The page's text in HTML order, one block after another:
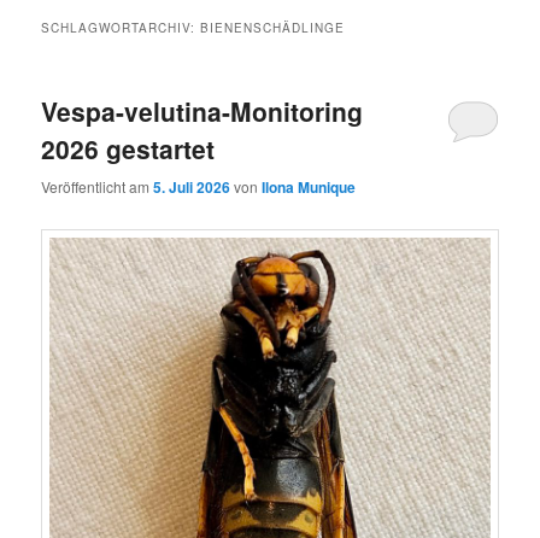
SCHLAGWORTARCHIV:BIENENSCHÄDLINGE
Vespa-velutina-Monitoring
2026 gestartet
Veröffentlicht am5. Juli 2026vonIlona Munique